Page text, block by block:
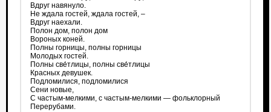
‎Вдруг навянуло.
Не ждала гостей, ждала гостей, –
‎Вдруг наехали.
Полон дом, полон дом
‎Вороных коней.
Полны горницы, полны горницы
‎Молодых гостей.
Полны све́тлицы, полны све́тлицы
‎Красных девушек.
Подломилися, подломилися
‎Сени новые,
С частым-мелкими, с частым-мелкими — фольклорный
Перерубами.